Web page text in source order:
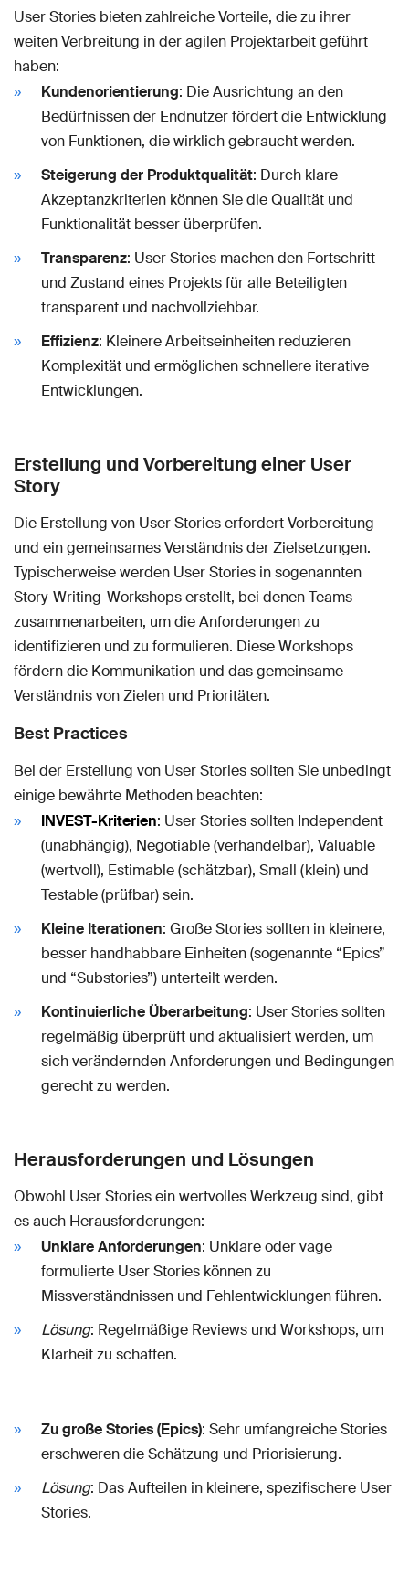
User Stories bieten zahlreiche Vorteile, die zu ihrer
weiten Verbreitung in der agilen Projektarbeit geführt
haben:
Kundenorientierung: Die Ausrichtung an den
Bedürfnissen der Endnutzer fördert die Entwicklung
von Funktionen, die wirklich gebraucht werden.
Steigerung der Produktqualität: Durch klare
Akzeptanzkriterien können Sie die Qualität und
Funktionalität besser überprüfen.
Transparenz: User Stories machen den Fortschritt
und Zustand eines Projekts für alle Beteiligten
transparent und nachvollziehbar.
Effizienz: Kleinere Arbeitseinheiten reduzieren
Komplexität und ermöglichen schnellere iterative
Entwicklungen.
Erstellung und Vorbereitung einer User
Story
Die Erstellung von User Stories erfordert Vorbereitung
und ein gemeinsames Verständnis der Zielsetzungen.
Typischerweise werden User Stories in sogenannten
Story-Writing-Workshops erstellt, bei denen Teams
zusammenarbeiten, um die Anforderungen zu
identifizieren und zu formulieren. Diese Workshops
fördern die Kommunikation und das gemeinsame
Verständnis von Zielen und Prioritäten.
Best Practices
Bei der Erstellung von User Stories sollten Sie unbedingt
einige bewährte Methoden beachten:
INVEST-Kriterien: User Stories sollten Independent
(unabhängig), Negotiable (verhandelbar), Valuable
(wertvoll), Estimable (schätzbar), Small (klein) und
Testable (prüfbar) sein.
Kleine Iterationen: Große Stories sollten in kleinere,
besser handhabbare Einheiten (sogenannte “Epics”
und “Substories”) unterteilt werden.
Kontinuierliche Überarbeitung: User Stories sollten
regelmäßig überprüft und aktualisiert werden, um
sich verändernden Anforderungen und Bedingungen
gerecht zu werden.
Herausforderungen und Lösungen
Obwohl User Stories ein wertvolles Werkzeug sind, gibt
es auch Herausforderungen:
Unklare Anforderungen: Unklare oder vage
formulierte User Stories können zu
Missverständnissen und Fehlentwicklungen führen.
Lösung: Regelmäßige Reviews und Workshops, um
Klarheit zu schaffen.
Zu große Stories (Epics): Sehr umfangreiche Stories
erschweren die Schätzung und Priorisierung.
Lösung: Das Aufteilen in kleinere, spezifischere User
Stories.